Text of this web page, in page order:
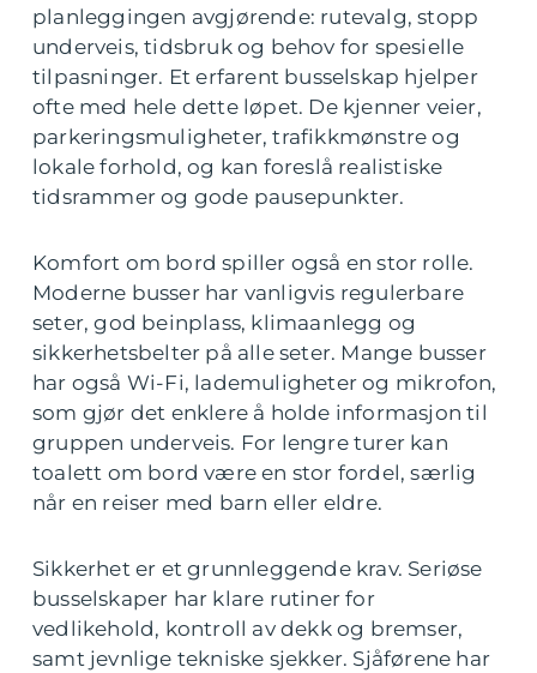
planleggingen avgjørende: rutevalg, stopp
underveis, tidsbruk og behov for spesielle
tilpasninger. Et erfarent busselskap hjelper
ofte med hele dette løpet. De kjenner veier,
parkeringsmuligheter, trafikkmønstre og
lokale forhold, og kan foreslå realistiske
tidsrammer og gode pausepunkter.
Komfort om bord spiller også en stor rolle.
Moderne busser har vanligvis regulerbare
seter, god beinplass, klimaanlegg og
sikkerhetsbelter på alle seter. Mange busser
har også Wi-Fi, lademuligheter og mikrofon,
som gjør det enklere å holde informasjon til
gruppen underveis. For lengre turer kan
toalett om bord være en stor fordel, særlig
når en reiser med barn eller eldre.
Sikkerhet er et grunnleggende krav. Seriøse
busselskaper har klare rutiner for
vedlikehold, kontroll av dekk og bremser,
samt jevnlige tekniske sjekker. Sjåførene har